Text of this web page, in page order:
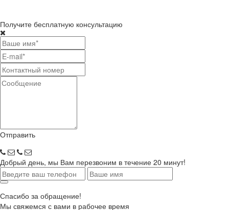
Получите бесплатную консультацию
Отправить
Добрый день, мы Вам перезвоним в течение 20 минут!
Спасибо за обращение!
Мы свяжемся с вами в рабочее время